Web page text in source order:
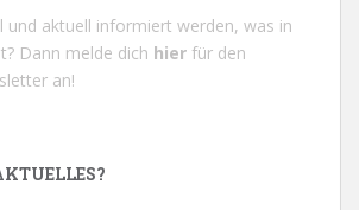
und aktuell informiert werden, was in
Dann melde dich hier für den
an!